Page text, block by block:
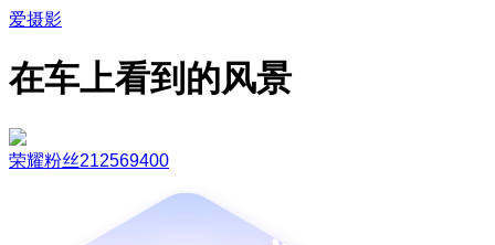
爱摄影
在车上看到的风景
荣耀粉丝212569400